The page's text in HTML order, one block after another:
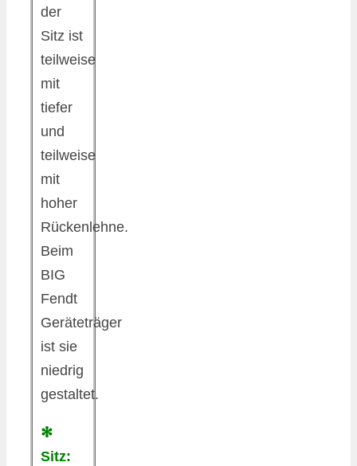
der
Sitz ist
teilweise
mit
tiefer
und
teilweise
mit
hoher
Rückenlehne.
Beim
BIG
Fendt
Geräteträger
ist sie
niedrig
gestaltet.
✻
Sitz: